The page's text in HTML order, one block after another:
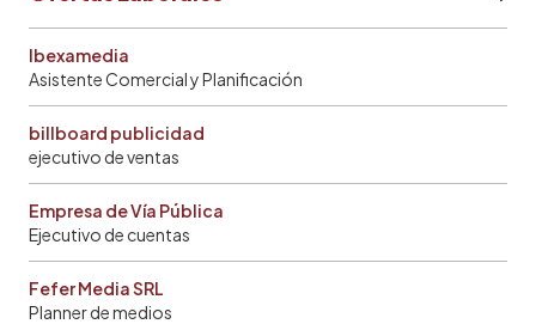
Ibexamedia
Asistente Comercial y Planificación
billboard publicidad
ejecutivo de ventas
Empresa de Vía Pública
Ejecutivo de cuentas
Fefer Media SRL
Planner de medios